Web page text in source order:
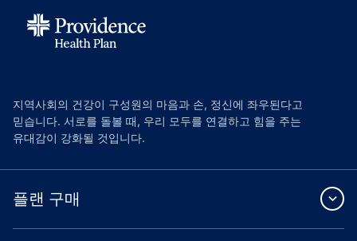
지역사회의 건강이 구성원의 마음과 손, 정신에 좌우된다고
믿습니다. 서로를 돌볼 때, 우리 모두를 연결하고 힘을 주는
유대감이 강화될 것입니다.
플랜 구매